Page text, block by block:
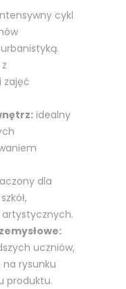
cykl
zajęć
idealny
dla
uczniów,
na rysunku
produktu.